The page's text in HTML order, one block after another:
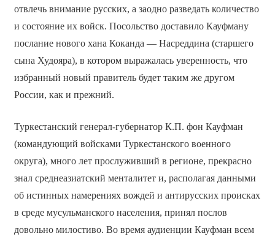
отвлечь внимание русских, а заодно разведать количество
и состояние их войск. Посольство доставило Кауфману
послание нового хана Коканда — Насреддина (старшего
сына Худояра), в котором выражалась уверенность, что
избранный новый правитель будет таким же другом
России, как и прежний.
Туркестанский генерал-губернатор К.П. фон Кауфман
(командующий войсками Туркестанского военного
округа), много лет прослуживший в регионе, прекрасно
знал среднеазиатский менталитет и, располагая данными
об истинных намерениях вождей и антирусских происках
в среде мусульманского населения, принял послов
довольно милостиво. Во время аудиенции Кауфман всем